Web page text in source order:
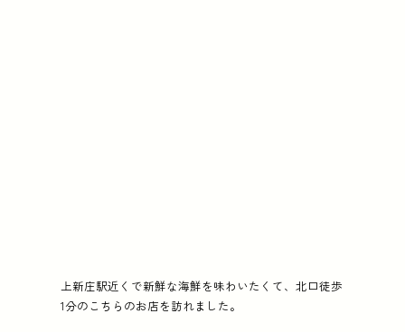
上新庄駅近くで新鮮な海鮮を味わいたくて、北口徒歩
1分のこちらのお店を訪れました。